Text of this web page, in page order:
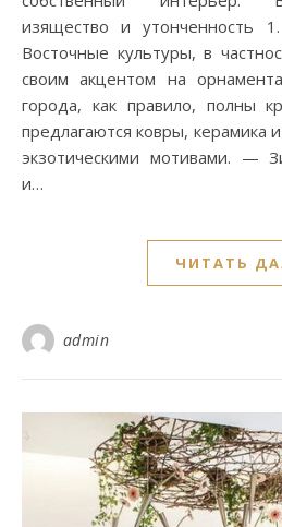
изящество и утонченность
Восточные культуры, в
своим акцентом на
города, как правило, полны
предлагаются ковры, керамика
экзотическими мотивами. —
и…
ЧИТАТЬ
admin